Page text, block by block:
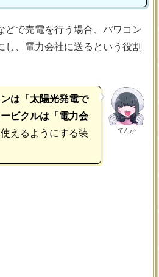
どで売電を行う場合、パワコン
し、電力会社に送るという役割
てんか
は「太陽光発電で
ビクルは「電力会
えるようにする装